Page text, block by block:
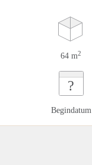
64 m2
?
Begindatum